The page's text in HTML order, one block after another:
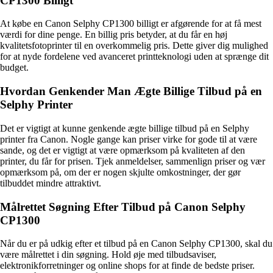
At købe en Canon Selphy CP1300 billigt er afgørende for at få mest
værdi for dine penge. En billig pris betyder, at du får en høj
kvalitetsfotoprinter til en overkommelig pris. Dette giver dig mulighed
for at nyde fordelene ved avanceret printteknologi uden at sprænge dit
budget.
Hvordan Genkender Man Ægte Billige Tilbud på en
Selphy Printer
Det er vigtigt at kunne genkende ægte billige tilbud på en Selphy
printer fra Canon. Nogle gange kan priser virke for gode til at være
sande, og det er vigtigt at være opmærksom på kvaliteten af den
printer, du får for prisen. Tjek anmeldelser, sammenlign priser og vær
opmærksom på, om der er nogen skjulte omkostninger, der gør
tilbuddet mindre attraktivt.
Målrettet Søgning Efter Tilbud på Canon Selphy
CP1300
Når du er på udkig efter et tilbud på en Canon Selphy CP1300, skal du
være målrettet i din søgning. Hold øje med tilbudsaviser,
elektronikforretninger og online shops for at finde de bedste priser.